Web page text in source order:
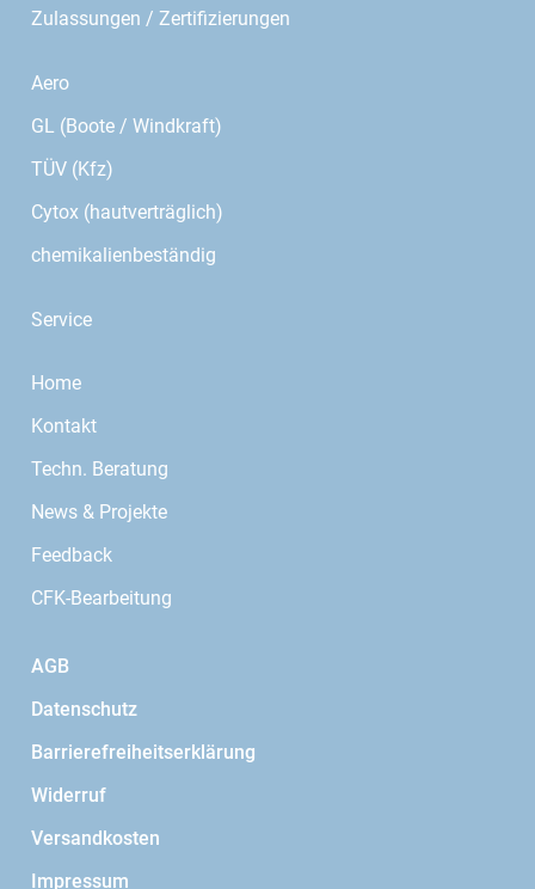
Zulassungen / Zertifizierungen
Aero
GL (Boote / Windkraft)
TÜV (Kfz)
Cytox (hautverträglich)
chemikalienbeständig
Service
Home
Kontakt
Techn. Beratung
News & Projekte
Feedback
CFK-Bearbeitung
AGB
Datenschutz
Barrierefreiheitserklärung
Widerruf
Versandkosten
Impressum